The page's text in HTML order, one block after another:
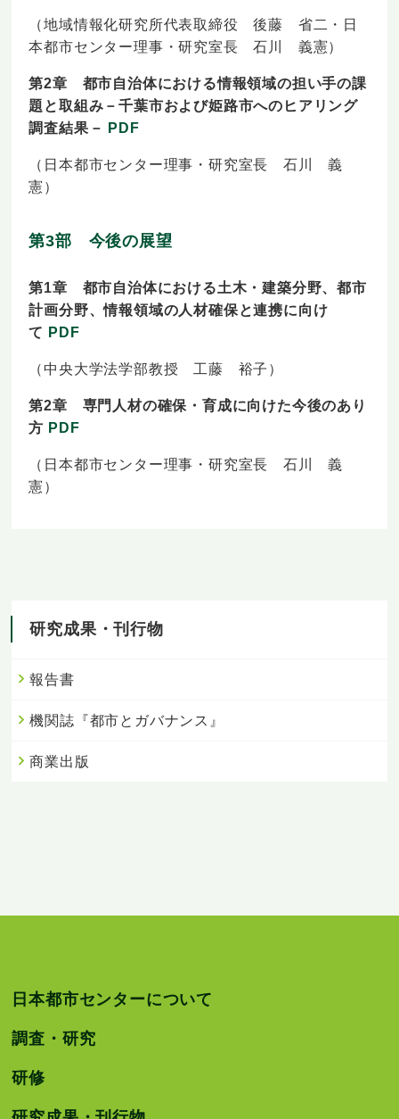
（地域情報化研究所代表取締役 後藤 省二・日
本都市センター理事・研究室長 石川 義憲）
第2章 都市自治体における情報領域の担い手の課
題と取組み－千葉市および姫路市へのヒアリング
調査結果－
PDF
（日本都市センター理事・研究室長 石川 義
憲）
第3部 今後の展望
第1章 都市自治体における土木・建築分野、都市
計画分野、情報領域の人材確保と連携に向け
て PDF
（中央大学法学部教授 工藤 裕子）
第2章 専門人材の確保・育成に向けた今後のあり
方 PDF
（日本都市センター理事・研究室長 石川 義
憲）
研究成果・刊行物
報告書
機関誌『都市とガバナンス』
商業出版
日本都市センターについて
調査・研究
研修